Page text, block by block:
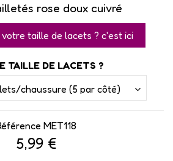
rose doux cuivré
taille de lacets ? c'est ici
TAILLE DE LACETS ?
MET118
5,99 €